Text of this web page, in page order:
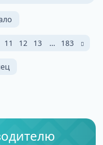
11 12 13 ... 183